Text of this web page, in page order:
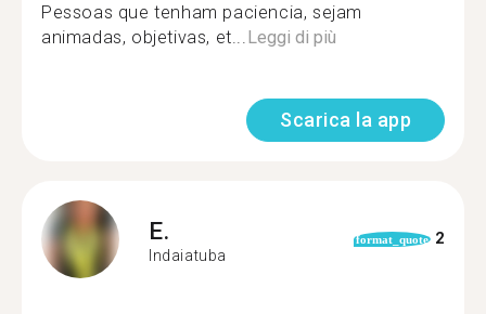
Pessoas que tenham paciencia, sejam
animadas, objetivas, et... Leggi di più
Scarica la app
E.
Indaiatuba
format_quote 2